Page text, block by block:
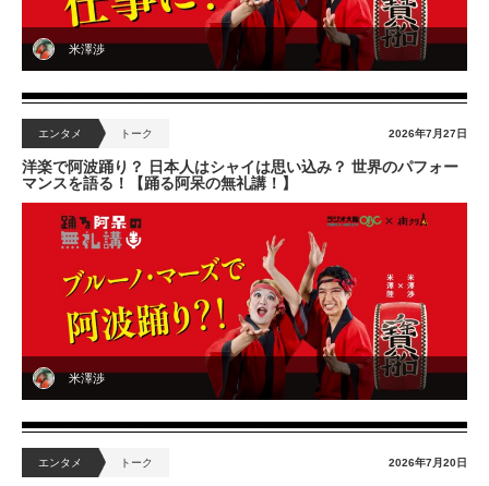
米澤渉
エンタメ トーク 2026年7月27日
洋楽で阿波踊り？ 日本人はシャイは思い込み？ 世界のパフォー
マンスを語る！【踊る阿呆の無礼講！】
米澤渉
エンタメ トーク 2026年7月20日